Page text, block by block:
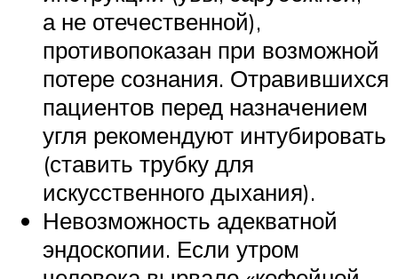
а не отечественной),
противопоказан при возможной
потере сознания. Отравившихся
пациентов перед назначением
угля рекомендуют интубировать
(ставить трубку для
искусственного дыхания).
Невозможность адекватной
эндоскопии. Если утром